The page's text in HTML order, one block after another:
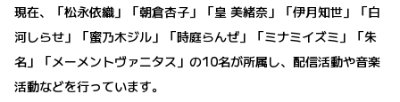
現在、「松永依織」「朝倉杏子」「皇 美緒奈」「伊月知世」「白
河しらせ」「蜜乃木ジル」「時庭らんぜ」「ミナミイズミ」「朱
名」「メーメントヴァニタス」の10名が所属し、配信活動や音楽
活動などを行っています。